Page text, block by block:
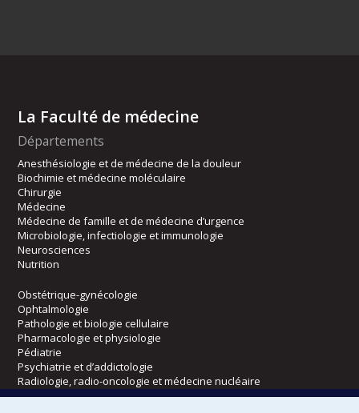
La Faculté de médecine
Départements
Anesthésiologie et de médecine de la douleur
Biochimie et médecine moléculaire
Chirurgie
Médecine
Médecine de famille et de médecine d’urgence
Microbiologie, infectiologie et immunologie
Neurosciences
Nutrition
Obstétrique-gynécologie
Ophtalmologie
Pathologie et biologie cellulaire
Pharmacologie et physiologie
Pédiatrie
Psychiatrie et d’addictologie
Radiologie, radio-oncologie et médecine nucléaire